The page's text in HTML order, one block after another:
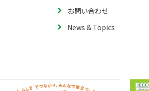
お問い合わせ
News & Topics